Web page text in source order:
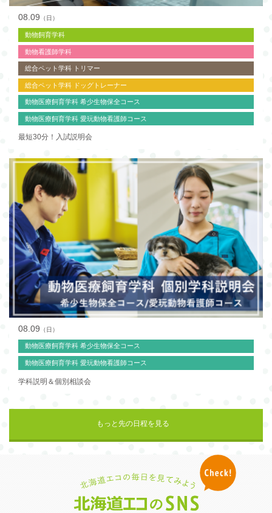
08.09 （日）
動物飼育学科
動物看護師学科
総合ペット学科 トリマー
総合ペット学科 ドッグトレーナー
動物医療飼育学科 希少生物保全コース
動物医療飼育学科 愛玩動物看護師コース
最短30分！入試説明会
08.09 （日）
動物医療飼育学科 希少生物保全コース
動物医療飼育学科 愛玩動物看護師コース
学科説明＆個別相談会
もっと先の日程を見る